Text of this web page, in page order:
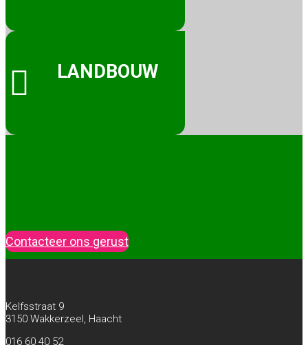
 LANDBOUW
Contacteer ons gerust
Kelfsstraat 9
3150 Wakkerzeel, Haacht
016 60 40 52